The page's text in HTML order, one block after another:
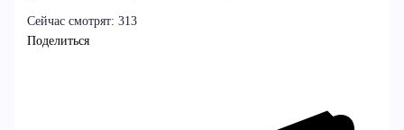
Сейчас смотрят: 313
Поделиться